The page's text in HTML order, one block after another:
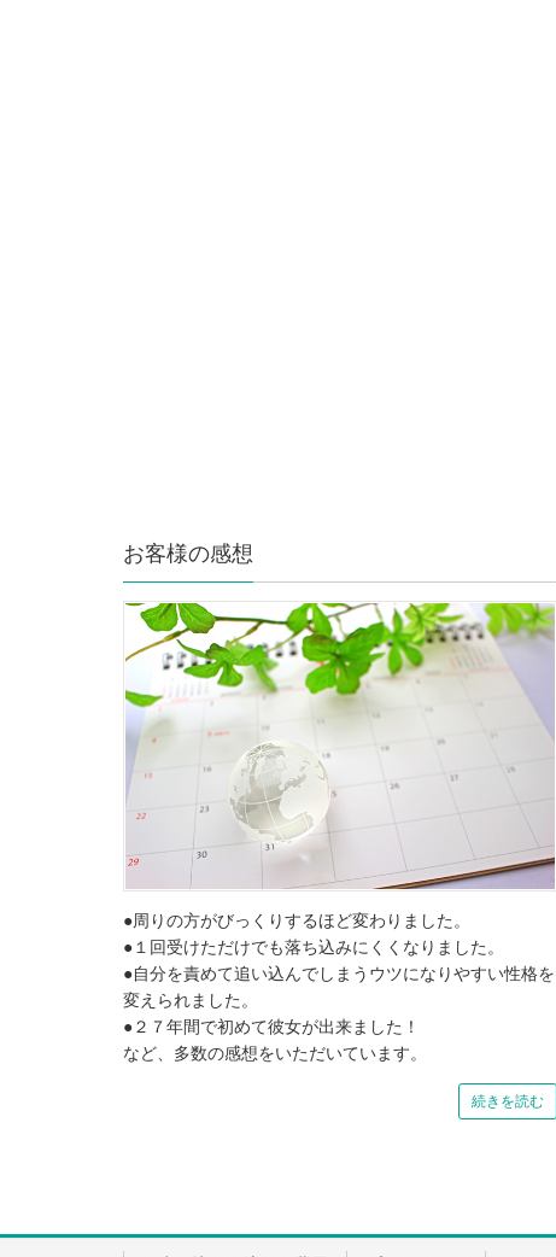
お客様の感想
●周りの方がびっくりするほど変わりました。
●１回受けただけでも落ち込みにくくなりました。
●自分を責めて追い込んでしまうウツになりやすい性格を
変えられました。
●２７年間で初めて彼女が出来ました！
など、多数の感想をいただいています。
続きを読む